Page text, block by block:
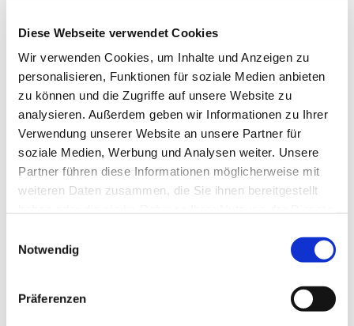
Diese Webseite verwendet Cookies
Wir verwenden Cookies, um Inhalte und Anzeigen zu
personalisieren, Funktionen für soziale Medien anbieten
zu können und die Zugriffe auf unsere Website zu
analysieren. Außerdem geben wir Informationen zu Ihrer
Verwendung unserer Website an unsere Partner für
soziale Medien, Werbung und Analysen weiter. Unsere
Partner führen diese Informationen möglicherweise mit
weiteren Daten zusammen, die Sie ihnen bereitgestellt
Notwendig
Präferenzen
Dies könnte Sie auch